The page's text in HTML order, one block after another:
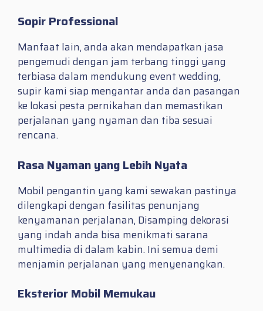
Sopir Professional
Manfaat lain, anda akan mendapatkan jasa
pengemudi dengan jam terbang tinggi yang
terbiasa dalam mendukung event wedding,
supir kami siap mengantar anda dan pasangan
ke lokasi pesta pernikahan dan memastikan
perjalanan yang nyaman dan tiba sesuai
rencana.
Rasa Nyaman yang Lebih Nyata
Mobil pengantin yang kami sewakan pastinya
dilengkapi dengan fasilitas penunjang
kenyamanan perjalanan, Disamping dekorasi
yang indah anda bisa menikmati sarana
multimedia di dalam kabin. Ini semua demi
menjamin perjalanan yang menyenangkan.
Eksterior Mobil Memukau